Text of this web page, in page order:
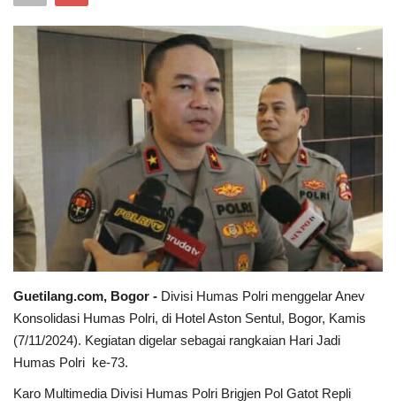
Ketertiban
Keamanan
Kejahatan
Cybers Event
UMKM & Ekonomi Kreatif
Pekerja Migran Indonesia
Ekonomi
Pendidikan
Informasi Journalism
Guetilang.com, Bogor - Divisi Humas Polri menggelar Anev
Konsolidasi Humas Polri, di Hotel Aston Sentul, Bogor, Kamis
(7/11/2024). Kegiatan digelar sebagai rangkaian Hari Jadi
Humas Polri ke-73.
Karo Multimedia Divisi Humas Polri Brigjen Pol Gatot Repli